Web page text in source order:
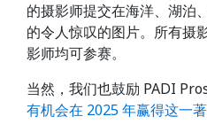
的摄影师提交在海洋、湖泊
的令人惊叹的图片。所有摄
影师均可参赛。
当然，我们也鼓励 PADI
有机会在 2025 年赢得这一